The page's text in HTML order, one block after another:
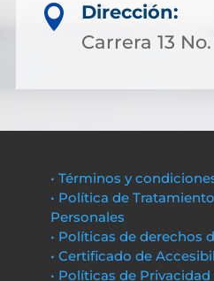

Dirección:
Carrera 13
• Términos y
• Política de
Personales
• Políticas de derechos
• Certificado de
• Políticas de Privacidad